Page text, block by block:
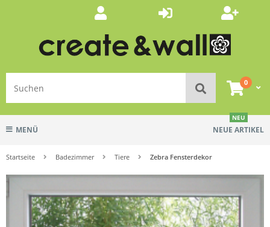
0
MENÜ NEUE ARTIKEL
NEU
Startseite Badezimmer Tiere Zebra Fensterdekor